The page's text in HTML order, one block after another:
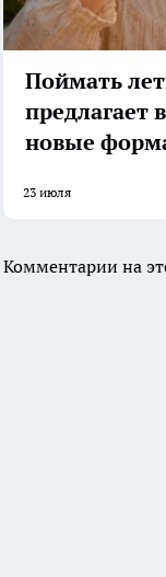
Поймать
предлагает
новые
23 июля
Комментарии на